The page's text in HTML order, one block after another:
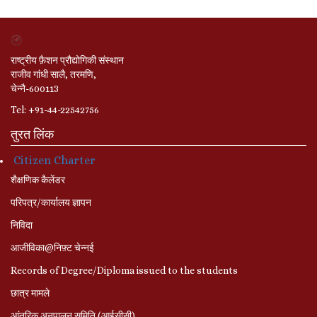
राष्ट्रीय फ़ैशन प्रौद्योगिकी संस्थान
राजीव गांधी सालै, तरमणि,
चेन्नै-600113
Tel: +91-44-22542756
तुरत लिंक
Citizen Charter
शैक्षणिक कैलेंडर
परिपत्र/कार्यालय ज्ञापन
निविदा
आजीविका@निफ़्ट चेन्नई
Records of Degree/Diploma issued to the students
छात्र मामले